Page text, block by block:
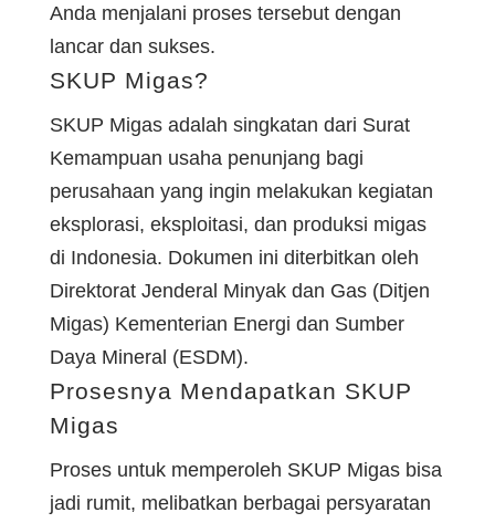
Anda menjalani proses tersebut dengan
lancar dan sukses.
SKUP Migas?
SKUP Migas adalah singkatan dari Surat
Kemampuan usaha penunjang bagi
perusahaan yang ingin melakukan kegiatan
eksplorasi, eksploitasi, dan produksi migas
di Indonesia. Dokumen ini diterbitkan oleh
Direktorat Jenderal Minyak dan Gas (Ditjen
Migas) Kementerian Energi dan Sumber
Daya Mineral (ESDM).
Prosesnya Mendapatkan SKUP
Migas
Proses untuk memperoleh SKUP Migas bisa
jadi rumit, melibatkan berbagai persyaratan